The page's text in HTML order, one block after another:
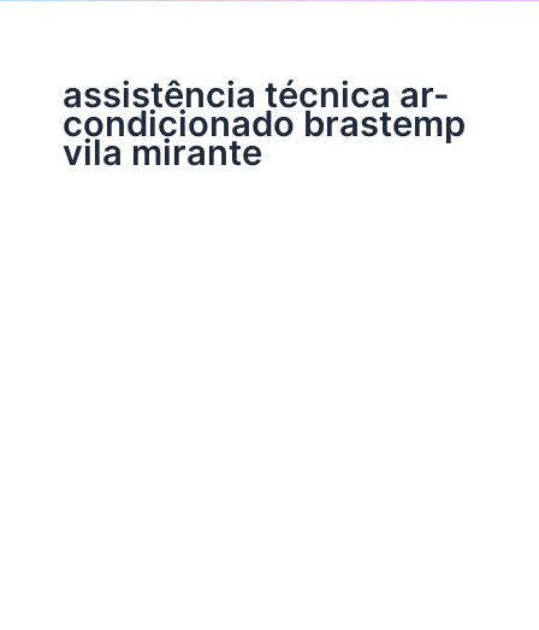
assistência técnica ar-
condicionado brastemp
vila mirante